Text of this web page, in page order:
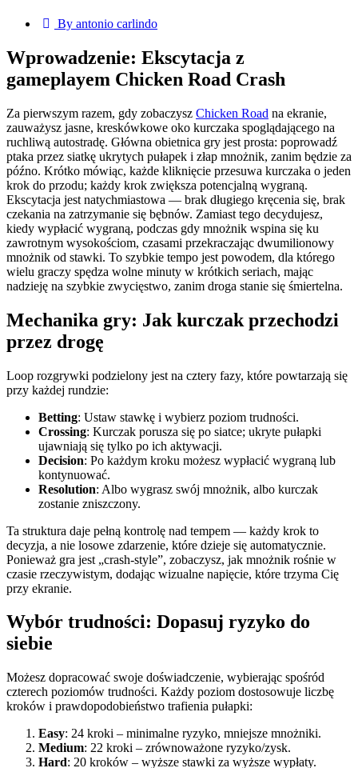
By antonio carlindo
Wprowadzenie: Ekscytacja z
gameplayem Chicken Road Crash
Za pierwszym razem, gdy zobaczysz Chicken Road na ekranie,
zauważysz jasne, kreskówkowe oko kurczaka spoglądającego na
ruchliwą autostradę. Główna obietnica gry jest prosta: poprowadź
ptaka przez siatkę ukrytych pułapek i złap mnożnik, zanim będzie za
późno. Krótko mówiąc, każde kliknięcie przesuwa kurczaka o jeden
krok do przodu; każdy krok zwiększa potencjalną wygraną.
Ekscytacja jest natychmiastowa — brak długiego kręcenia się, brak
czekania na zatrzymanie się bębnów. Zamiast tego decydujesz,
kiedy wypłacić wygraną, podczas gdy mnożnik wspina się ku
zawrotnym wysokościom, czasami przekraczając dwumilionowy
mnożnik od stawki. To szybkie tempo jest powodem, dla którego
wielu graczy spędza wolne minuty w krótkich seriach, mając
nadzieję na szybkie zwycięstwo, zanim droga stanie się śmiertelna.
Mechanika gry: Jak kurczak przechodzi
przez drogę
Loop rozgrywki podzielony jest na cztery fazy, które powtarzają się
przy każdej rundzie:
Betting: Ustaw stawkę i wybierz poziom trudności.
Crossing: Kurczak porusza się po siatce; ukryte pułapki
ujawniają się tylko po ich aktywacji.
Decision: Po każdym kroku możesz wypłacić wygraną lub
kontynuować.
Resolution: Albo wygrasz swój mnożnik, albo kurczak
zostanie zniszczony.
Ta struktura daje pełną kontrolę nad tempem — każdy krok to
decyzja, a nie losowe zdarzenie, które dzieje się automatycznie.
Ponieważ gra jest „crash‑style”, zobaczysz, jak mnożnik rośnie w
czasie rzeczywistym, dodając wizualne napięcie, które trzyma Cię
przy ekranie.
Wybór trudności: Dopasuj ryzyko do
siebie
Możesz dopracować swoje doświadczenie, wybierając spośród
czterech poziomów trudności. Każdy poziom dostosowuje liczbę
kroków i prawdopodobieństwo trafienia pułapki:
Easy: 24 kroki – minimalne ryzyko, mniejsze mnożniki.
Medium: 22 kroki – zrównoważone ryzyko/zysk.
Hard: 20 kroków – wyższe stawki za wyższe wypłaty.